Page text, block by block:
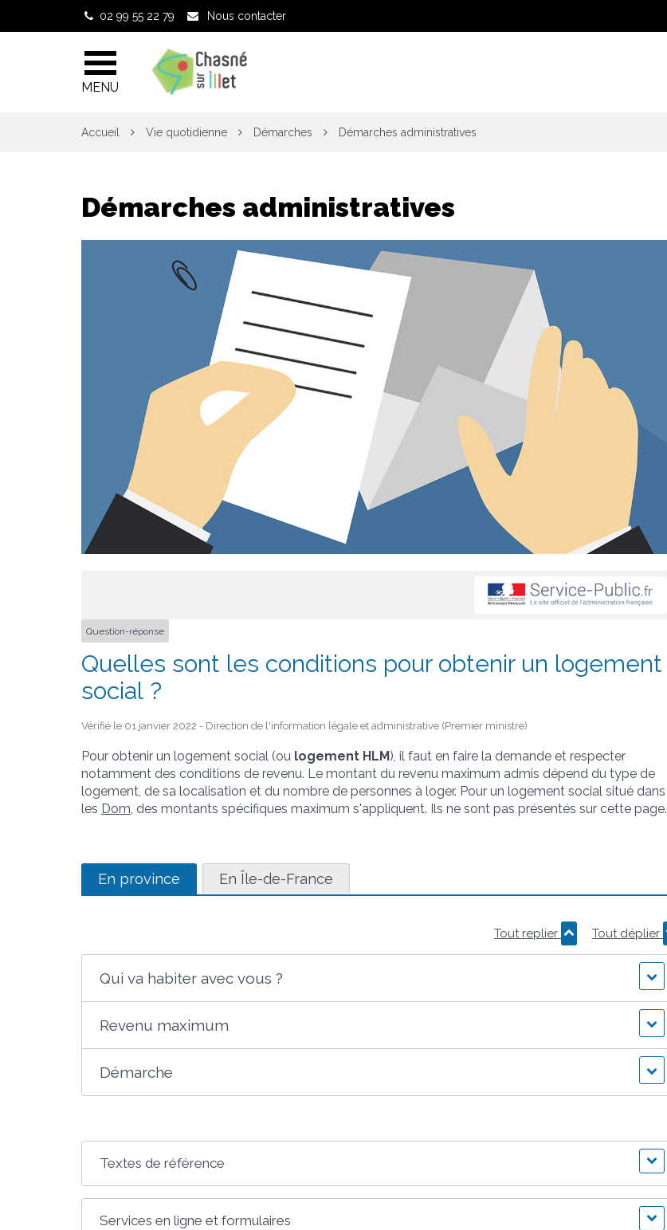
02 99 55 22 79 Nous contacter
MENU
Accueil Vie quotidienne Démarches Démarches administratives
Démarches administratives
Question-réponse
Quelles sont les conditions pour obtenir un logement
social ?
Vérifié le 01 janvier 2022 - Direction de l'information légale et administrative (Premier ministre)
Pour obtenir un logement social (ou logement HLM), il faut en faire la demande et respecter
notamment des conditions de revenu. Le montant du revenu maximum admis dépend du type de
logement, de sa localisation et du nombre de personnes à loger. Pour un logement social situé dans
les Dom, des montants spécifiques maximum s'appliquent. Ils ne sont pas présentés sur cette page.
En province En Île-de-France
Tout replier Tout déplier
Qui va habiter avec vous ?
Revenu maximum
Démarche
Textes de référence
Services en ligne et formulaires